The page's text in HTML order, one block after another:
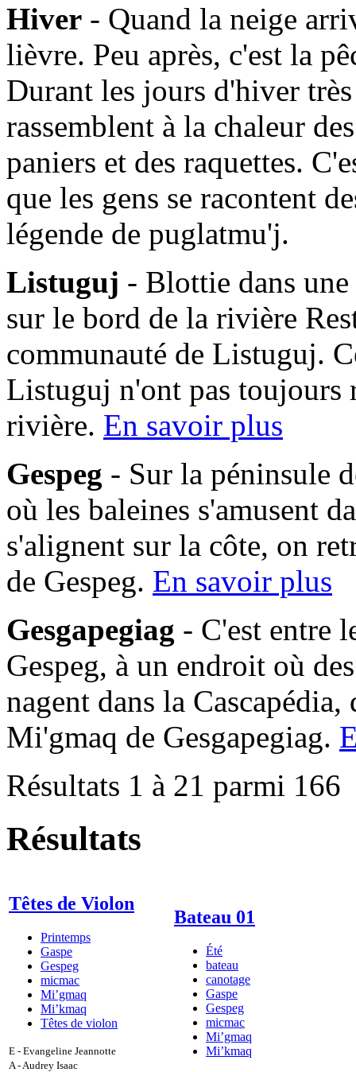
Hiver - Quand la neige
lièvre. Peu après, c'est la
Durant les jours d'hiver
rassemblent à la chaleur
paniers et des raquettes.
que les gens se racontent
légende de puglatmu'j.
Listuguj - Blottie dans une
sur le bord de la rivière
communauté de Listuguj.
Listuguj n'ont pas toujours
rivière. En savoir plus
Gespeg - Sur la péninsule
où les baleines s'amusent
s'alignent sur la côte, on
de Gespeg. En savoir plus
Gesgapegiag - C'est entre
Gespeg, à un endroit où
nagent dans la
Mi'gmaq de Gesgapegiag.
Résultats 1 à 21 parmi 166
Résultats
Têtes de Violon
Printemps
Gaspe
Gespeg
micmac
Mi’gmaq
Mi’kmaq
Têtes de violon
E - Evangeline Jeannotte
A - Audrey Isaac
Bateau 01
Été
bateau
canotage
Gaspe
Gespeg
micmac
Mi’gmaq
Mi’kmaq